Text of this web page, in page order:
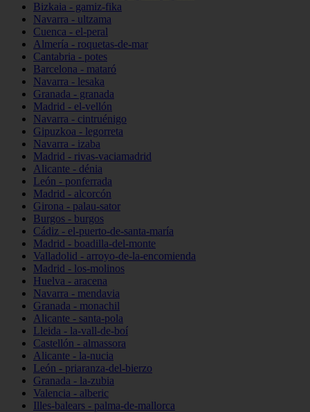
Bizkaia - gamiz-fika
Navarra - ultzama
Cuenca - el-peral
Almería - roquetas-de-mar
Cantabria - potes
Barcelona - mataró
Navarra - lesaka
Granada - granada
Madrid - el-vellón
Navarra - cintruénigo
Gipuzkoa - legorreta
Navarra - izaba
Madrid - rivas-vaciamadrid
Alicante - dénia
León - ponferrada
Madrid - alcorcón
Girona - palau-sator
Burgos - burgos
Cádiz - el-puerto-de-santa-maría
Madrid - boadilla-del-monte
Valladolid - arroyo-de-la-encomienda
Madrid - los-molinos
Huelva - aracena
Navarra - mendavia
Granada - monachil
Alicante - santa-pola
Lleida - la-vall-de-boí
Castellón - almassora
Alicante - la-nucia
León - priaranza-del-bierzo
Granada - la-zubia
Valencia - alberic
Illes-balears - palma-de-mallorca